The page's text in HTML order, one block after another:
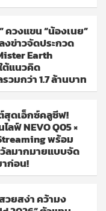
ควงแขน “น้องเนย”
ข่าวจัดประกวด
Earth
ต้แนวคิด
วมกว่า 1.7 ล้านบาท
สุดเอ็กซ์คลูซีฟ!
ฟ์ NEVO Q05 ×
พร้อม
ลมากมายแบบจัด
าก่อน!
วยสง่า คว้ามง